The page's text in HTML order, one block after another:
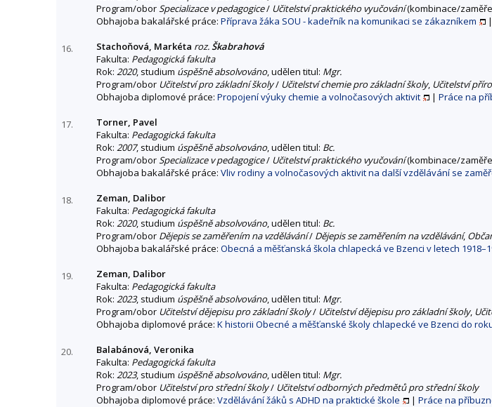
Program/oborSpecializace v pedagogice/ Učitelství praktického vyučování(kombinace/
Obhajoba bakalářské práce: Příprava žáka SOU - kadeřník na komunikaci se zákazníkem |
16. Stachoňová, Markéta roz.Škabrahová
Fakulta: Pedagogická fakulta
Rok: 2020, studium úspěšně absolvováno, udělen titul: Mgr.
Program/obor Učitelství pro základní školy/ Učitelství chemie pro základní školy, Učitelství
Obhajoba diplomové práce: Propojení výuky chemie a volnočasových aktivit | Práce na
17.
Torner, Pavel
Fakulta: Pedagogická fakulta
Rok: 2007, studium úspěšně absolvováno, udělen titul: Bc.
Program/oborSpecializace v pedagogice/ Učitelství praktického vyučování(kombinace/
Obhajoba bakalářské práce: Vliv rodiny a volnočasových aktivit na další vzdělávání se
18.
Zeman, Dalibor
Fakulta: Pedagogická fakulta
Rok: 2020, studium úspěšně absolvováno, udělen titul: Bc.
Program/obor Dějepis se zaměřením na vzdělávání/ Dějepis se zaměřením na vzdělávání,
Obhajoba bakalářské práce: Obecná a měšťanská škola chlapecká ve Bzenci v letech
19.
Zeman, Dalibor
Fakulta: Pedagogická fakulta
Rok: 2023, studium úspěšně absolvováno, udělen titul: Mgr.
Program/obor Učitelství dějepisu pro základní školy/ Učitelství dějepisu pro základní školy,
Obhajoba diplomové práce: K historii Obecné a měšťanské školy chlapecké ve Bzenci do
20.
Balabánová, Veronika
Fakulta: Pedagogická fakulta
Rok: 2023, studium úspěšně absolvováno, udělen titul: Mgr.
Program/obor Učitelství pro střední školy/ Učitelství odborných předmětů pro střední školy
Obhajoba diplomové práce: Vzdělávání žáků s ADHD na praktické škole | Práce na